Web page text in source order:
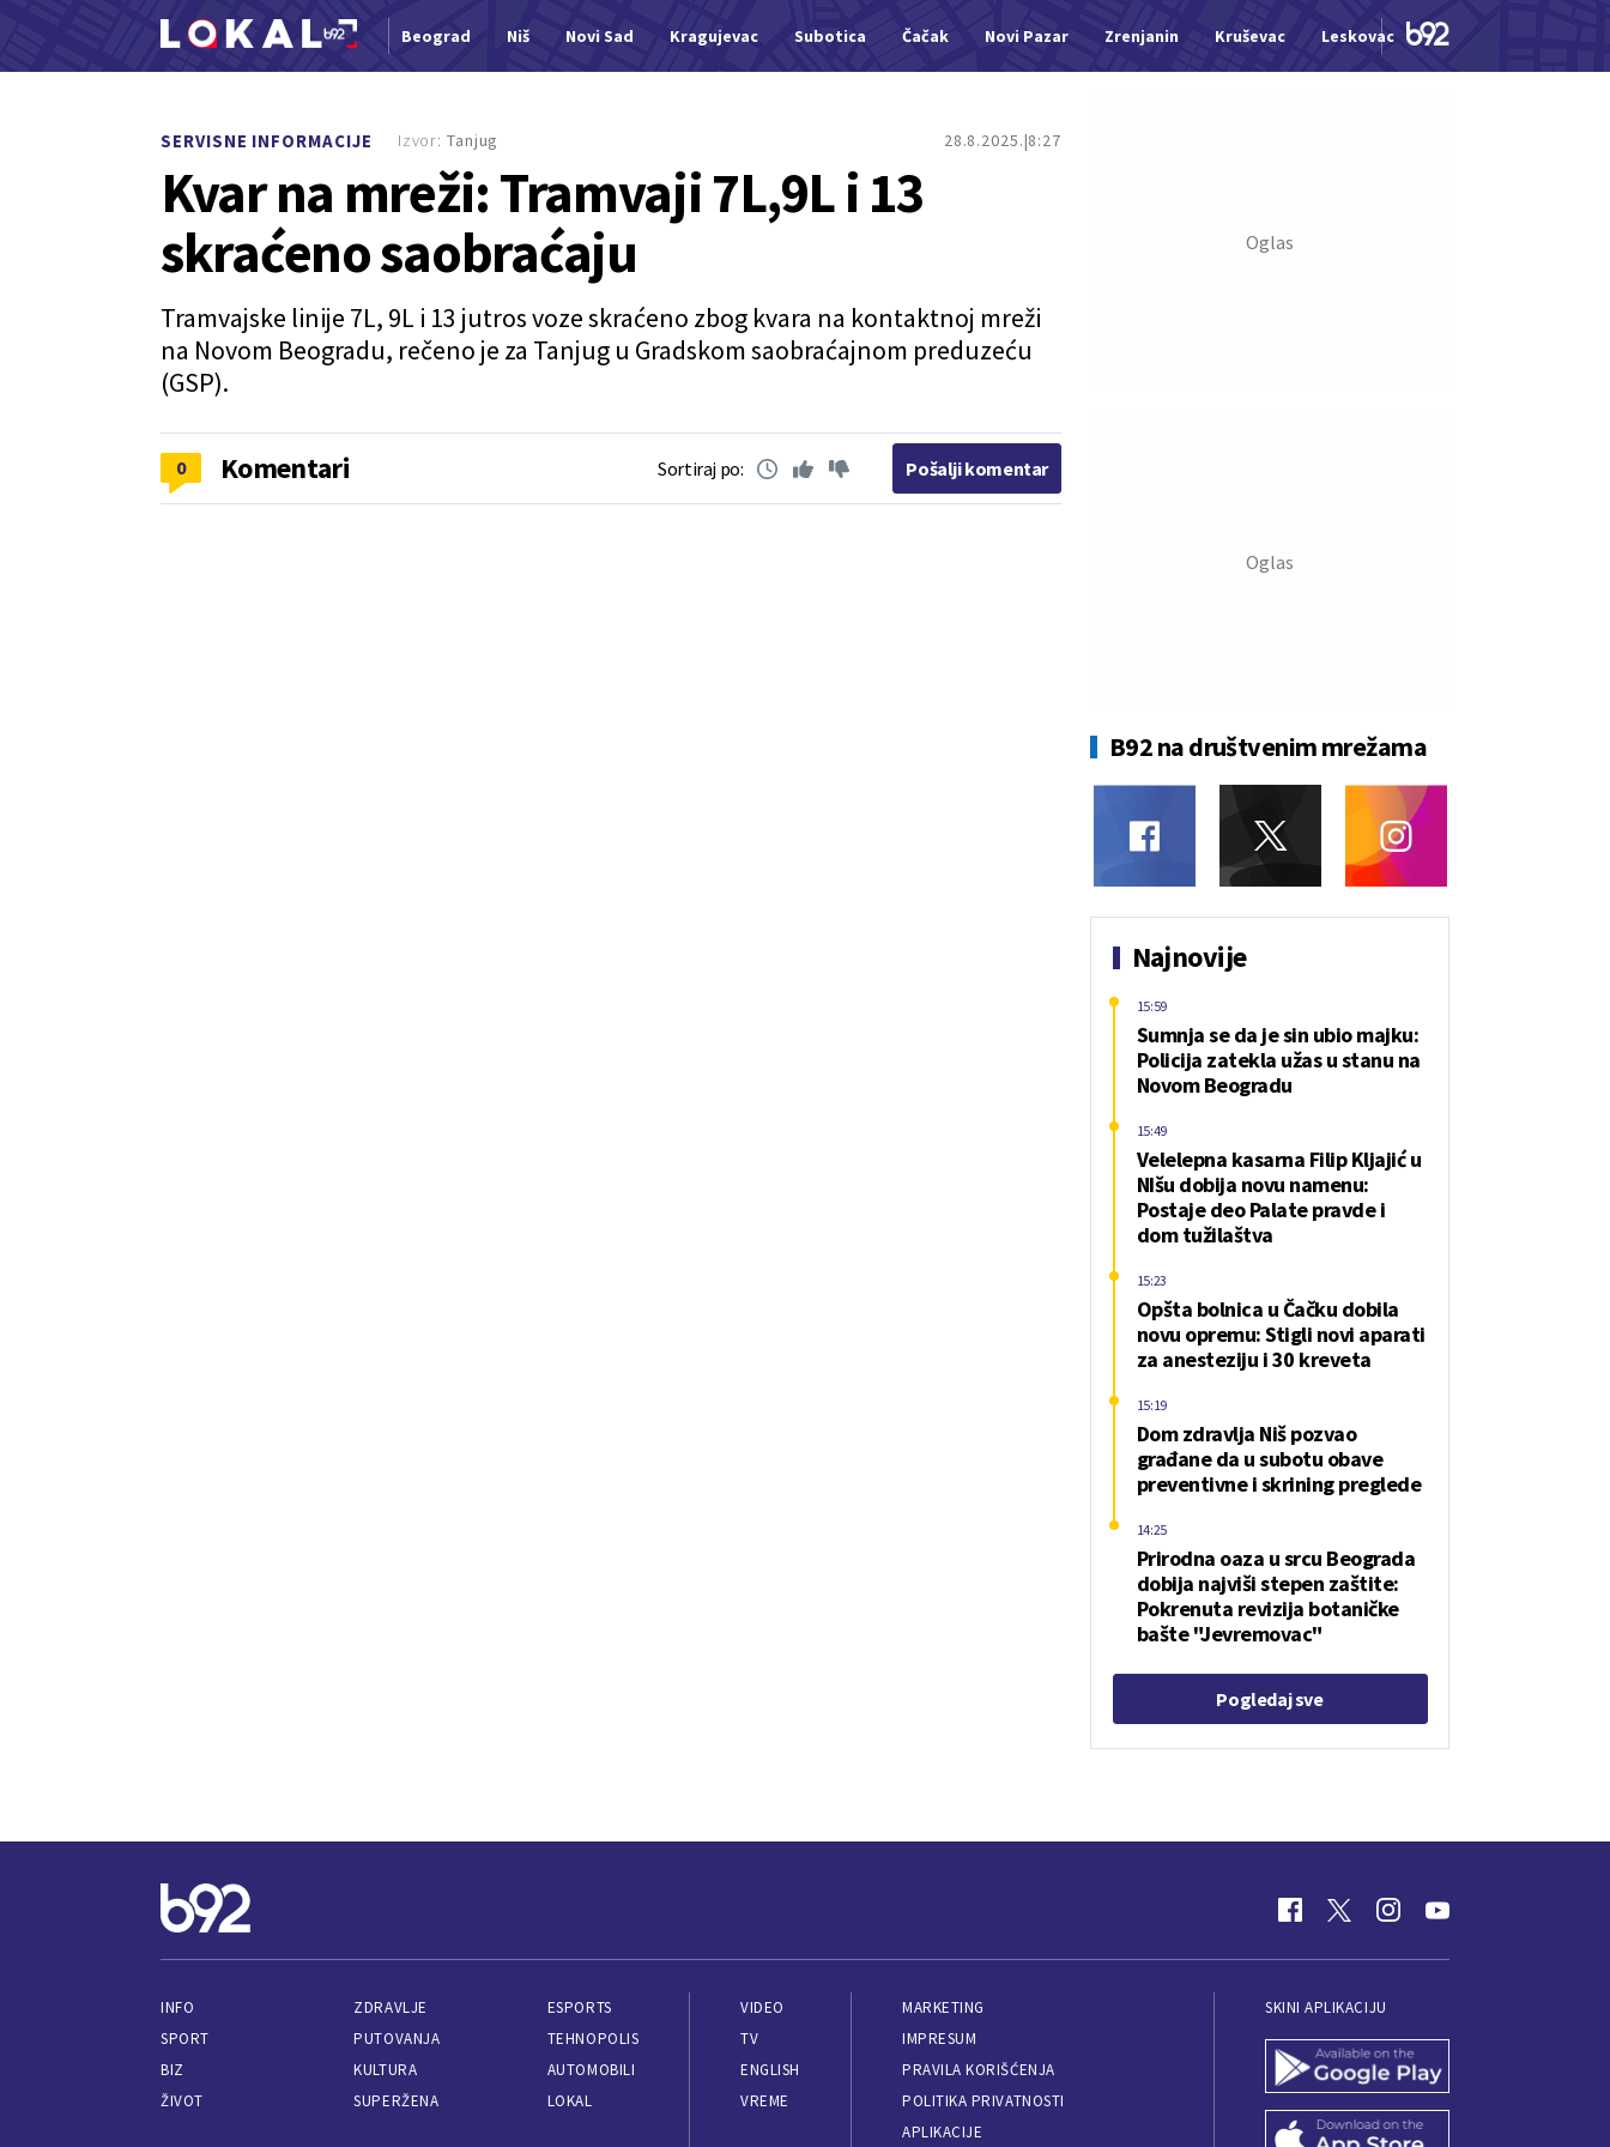
Beograd Niš Novi Sad Kragujevac Subotica Čačak Novi Pazar Zrenjanin Kruševac Leskovac Jagodina
SERVISNE INFORMACIJE 28.8.2025. 8:27
Kvar na mreži: Tramvaji 7L,9L i 13
skraćeno saobraćaju
Tramvajske linije 7L, 9L i 13 jutros voze skraćeno zbog kvara na kontaktnoj mreži
na Novom Beogradu, rečeno je za Tanjug u Gradskom saobraćajnom preduzeću
(GSP).
Izvor: Tanjug
0 Komentari Sortiraj po: Pošalji komentar
B92 na društvenim mrežama
Najnovije
Sumnja se da je sin ubio majku:
Policija zatekla užas u stanu na
Novom Beogradu
15:59
Velelepna kasarna Filip Kljajić u
NIšu dobija novu namenu:
Postaje deo Palate pravde i
dom tužilaštva
15:49
Opšta bolnica u Čačku dobila
novu opremu: Stigli novi aparati
za anesteziju i 30 kreveta
15:23
Dom zdravlja Niš pozvao
građane da u subotu obave
preventivne i skrining preglede
15:19
Prirodna oaza u srcu Beograda
dobija najviši stepen zaštite:
Pokrenuta revizija botaničke
bašte "Jevremovac"
14:25
Pogledaj sve
INFO
SPORT
BIZ
ŽIVOT
ZDRAVLJE
PUTOVANJA
KULTURA
SUPERŽENA
ESPORTS
TEHNOPOLIS
AUTOMOBILI
LOKAL
VIDEO
TV
ENGLISH
VREME
MARKETING
IMPRESUM
PRAVILA KORIŠĆENJA
POLITIKA PRIVATNOSTI
APLIKACIJE
SKINI APLIKACIJU